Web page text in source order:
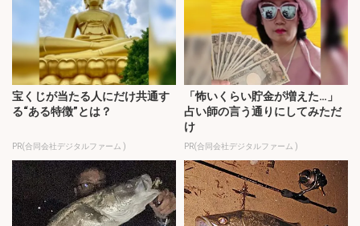
宝くじが当たる人にだけ共通す
る“ある特徴”とは？
PR(合同会社デジタルファーム )
「怖いくらい貯金が増えた…」
占い師の言う通りにしてみただ
け
PR(合同会社デジタルファーム )